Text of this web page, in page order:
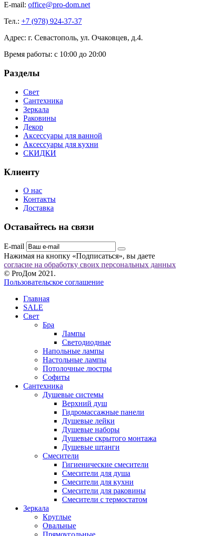
E-mail: office@pro-dom.net
Тел.: +7 (978) 924-37-37
Адрес: г. Севастополь, ул. Очаковцев, д.4.
Время работы: с 10:00 до 20:00
Разделы
Свет
Сантехника
Зеркала
Раковины
Декор
Аксессуары для ванной
Аксессуары для кухни
СКИДКИ
Клиенту
О нас
Контакты
Доставка
Оставайтесь на связи
E-mail
Нажимая на кнопку «Подписаться», вы даете
согласие на обработку своих персональных данных
© ProДом 2021.
Пользовательское соглашение
Главная
SALE
Свет
Бра
Лампы
Светодиодные
Напольные лампы
Настольные лампы
Потолочные люстры
Софиты
Сантехника
Душевые системы
Верхний душ
Гидромассажные панели
Душевые лейки
Душевые наборы
Душевые скрытого монтажа
Душевые штанги
Смесители
Гигиенические смесители
Смесители для душа
Смесители для кухни
Смесители для раковины
Смесители с термостатом
Зеркала
Круглые
Овальные
Прямоугольные